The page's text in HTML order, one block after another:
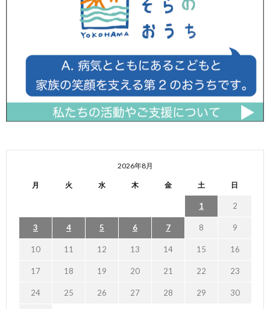
2026年8月
月 火 水 木 金 土 日
1 2
3 4 5 6 7 8 9
10 11 12 13 14 15 16
17 18 19 20 21 22 23
24 25 26 27 28 29 30